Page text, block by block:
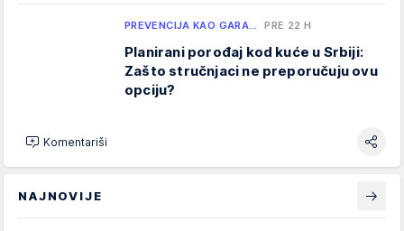
PREVENCIJA KAO GARA… PRE 22 H
Planirani porođaj kod kuće u Srbiji:
Zašto stručnjaci ne preporučuju ovu
opciju?
Komentariši
NAJNOVIJE